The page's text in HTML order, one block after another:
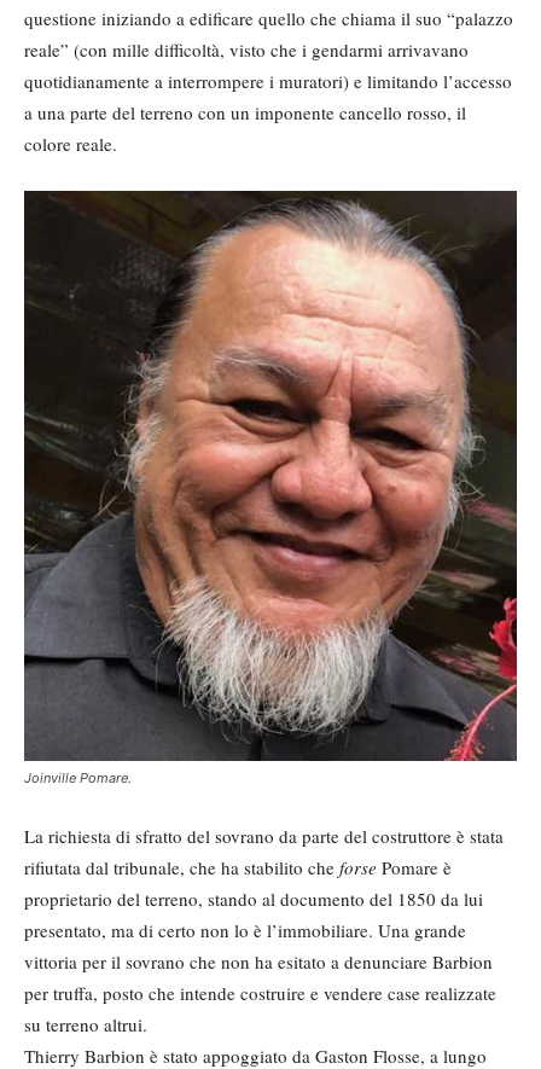
questione iniziando a edificare quello che chiama il suo “palazzo
reale” (con mille difficoltà, visto che i gendarmi arrivavano
quotidianamente a interrompere i muratori) e limitando l’accesso
a una parte del terreno con un imponente cancello rosso, il
colore reale.
Joinville Pomare.
La richiesta di sfratto del sovrano da parte del costruttore è stata
rifiutata dal tribunale, che ha stabilito che forse Pomare è
proprietario del terreno, stando al documento del 1850 da lui
presentato, ma di certo non lo è l’immobiliare. Una grande
vittoria per il sovrano che non ha esitato a denunciare Barbion
per truffa, posto che intende costruire e vendere case realizzate
su terreno altrui.
Thierry Barbion è stato appoggiato da Gaston Flosse, a lungo